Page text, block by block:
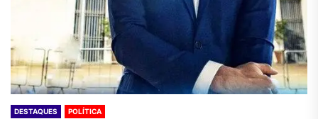
DESTAQUES POLÍTICA